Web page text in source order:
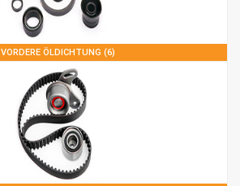
VORDERE ÖLDICHTUNG (6)